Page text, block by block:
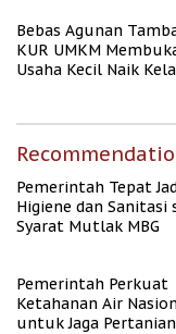
Bebas Agunan
KUR UMKM
Usaha Kecil Naik
Pemerintah Tepat
Higiene dan Sanitasi
Syarat Mutlak MBG
Pemerintah Perkuat
Ketahanan Air
untuk Jaga